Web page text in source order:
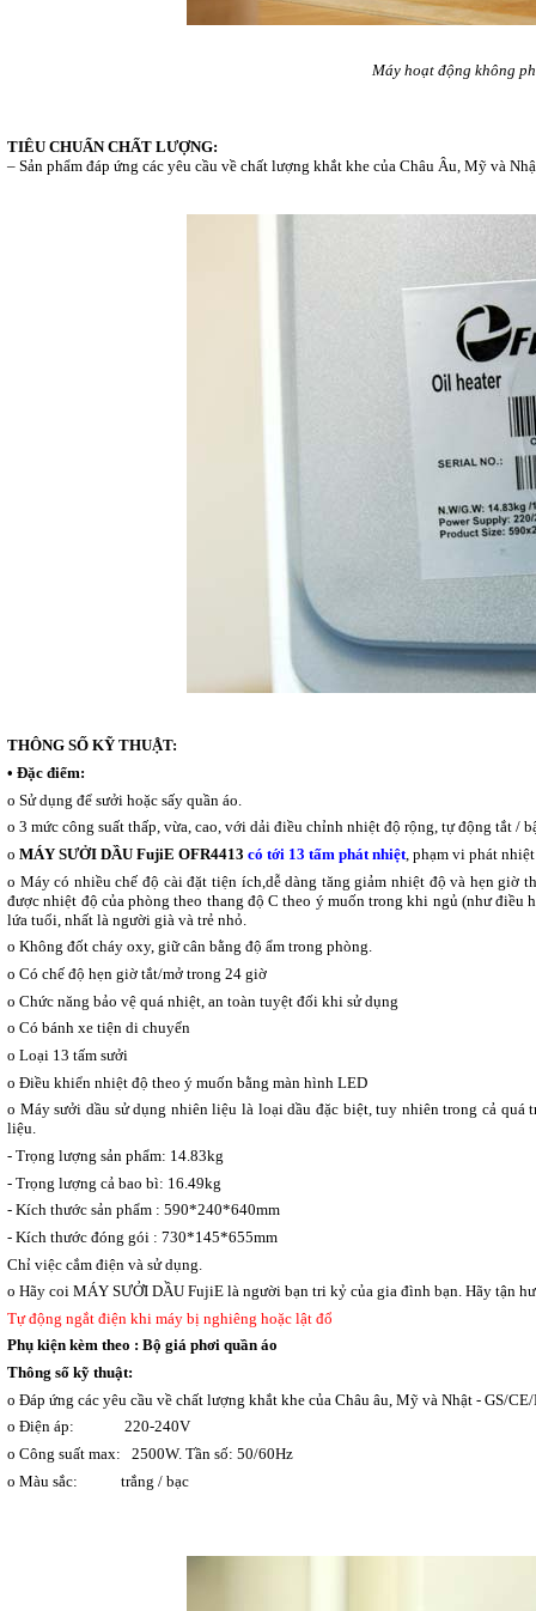
Máy hoạt động không
TIÊU CHUẨN CHẤT LƯỢNG:
– Sản phẩm đáp ứng các yêu cầu về chất lượng khắt khe của Châu Âu, Mỹ và
THÔNG SỐ KỸ THUẬT:
• Đặc điểm:
o Sử dụng để sưởi hoặc sấy quần áo.
o 3 mức công suất thấp, vừa, cao, với dải điều chỉnh nhiệt độ rộng, tự động tắt /
o MÁY SƯỞI DẦU FujiE OFR4413 có tới 13 tấm phát nhiệt , phạm vi phát
o Máy có nhiều chế độ cài đặt tiện ích,dễ dàng tăng giảm nhiệt độ và hẹn
được nhiệt độ của phòng theo thang độ C theo ý muốn trong khi ngủ (như
lứa tuổi, nhất là người già và trẻ nhỏ.
o Không đốt cháy oxy, giữ cân bằng độ ẩm trong phòng.
o Có chế độ hẹn giờ tắt/mở trong 24 giờ
o Chức năng bảo vệ quá nhiệt, an toàn tuyệt đối khi sử dụng
o Có bánh xe tiện di chuyển
o Loại 13 tấm sưởi
o Điều khiển nhiệt độ theo ý muốn bằng màn hình LED
o Máy sưởi dầu sử dụng nhiên liệu là loại dầu đặc biệt, tuy nhiên trong cả
liệu.
- Trọng lượng sản phẩm: 14.83kg
- Trọng lượng cả bao bì: 16.49kg
- Kích thước sản phẩm : 590*240*640mm
- Kích thước đóng gói : 730*145*655mm
Chỉ việc cắm điện và sử dụng.
o Hãy coi MÁY SƯỞI DẦU FujiE là người bạn tri kỷ của gia đình bạn. Hãy tận
Tự động ngắt điện khi máy bị nghiêng hoặc lật đổ
Phụ kiện kèm theo : Bộ giá phơi quần áo
Thông số kỹ thuật:
o Đáp ứng các yêu cầu về chất lượng khắt khe của Châu âu, Mỹ và Nhật - GS/CE/
o Điện áp: 220-240V
o Công suất max: 2500W. Tần số: 50/60Hz
o Màu sắc: trắng / bạc